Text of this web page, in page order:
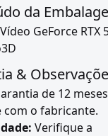
da
GeForce RTX
&
de 12 meses
o fabricante.
Verifique a